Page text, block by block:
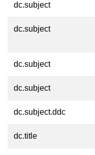
dc.subject
dc.subject
dc.subject
dc.subject
dc.subject.ddc
dc.title